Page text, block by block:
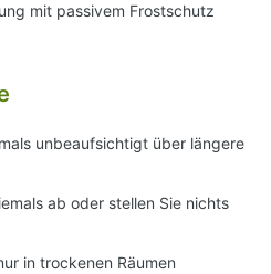
mit passivem Frostschutz
unbeaufsichtigt über längere
ab oder stellen Sie nichts
in trockenen Räumen